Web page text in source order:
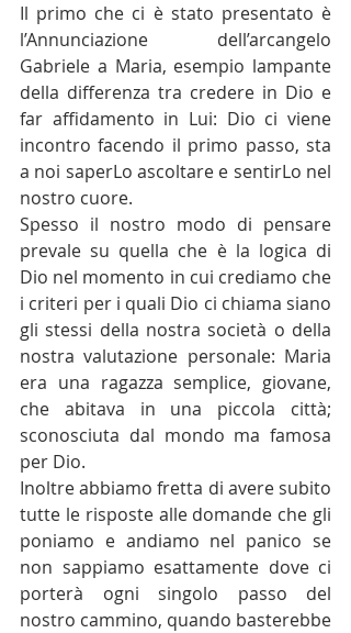
Il primo che ci è stato presentato è
l’Annunciazione dell’arcangelo
Gabriele a Maria, esempio lampante
della differenza tra credere in Dio e
far affidamento in Lui: Dio ci viene
incontro facendo il primo passo, sta
a noi saperLo ascoltare e sentirLo nel
nostro cuore.
Spesso il nostro modo di pensare
prevale su quella che è la logica di
Dio nel momento in cui crediamo che
i criteri per i quali Dio ci chiama siano
gli stessi della nostra società o della
nostra valutazione personale: Maria
era una ragazza semplice, giovane,
che abitava in una piccola città;
sconosciuta dal mondo ma famosa
per Dio.
Inoltre abbiamo fretta di avere subito
tutte le risposte alle domande che gli
poniamo e andiamo nel panico se
non sappiamo esattamente dove ci
porterà ogni singolo passo del
nostro cammino, quando basterebbe